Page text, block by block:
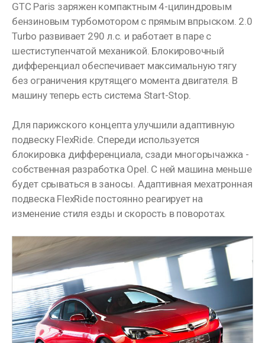
GTC Paris заряжен компактным 4-цилиндровым
бензиновым турбомотором с прямым впрыском. 2.0
Turbo развивает 290 л.с. и работает в паре с
шестиступенчатой механикой. Блокировочный
дифференциал обеспечивает максимальную тягу
без ограничения крутящего момента двигателя. В
машину теперь есть система Start-Stop.
Для парижского концепта улучшили адаптивную
подвеску FlexRide. Спереди используется
блокировка дифференциала, сзади многорычажка -
собственная разработка Opel. С ней машина меньше
будет срываться в заносы. Адаптивная мехатронная
подвеска FlexRide постоянно реагирует на
изменение стиля езды и скорость в поворотах.